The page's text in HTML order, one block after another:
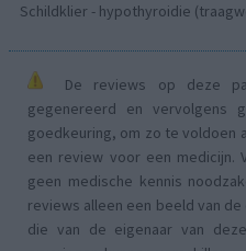
Schildklier - hypothyroidie
De reviews op deze
gegenereerd en vervolgens
goedkeuring, om zo te voldoen
een review voor een medicijn.
geen medische kennis
reviews alleen een beeld van
die van de eigenaar van